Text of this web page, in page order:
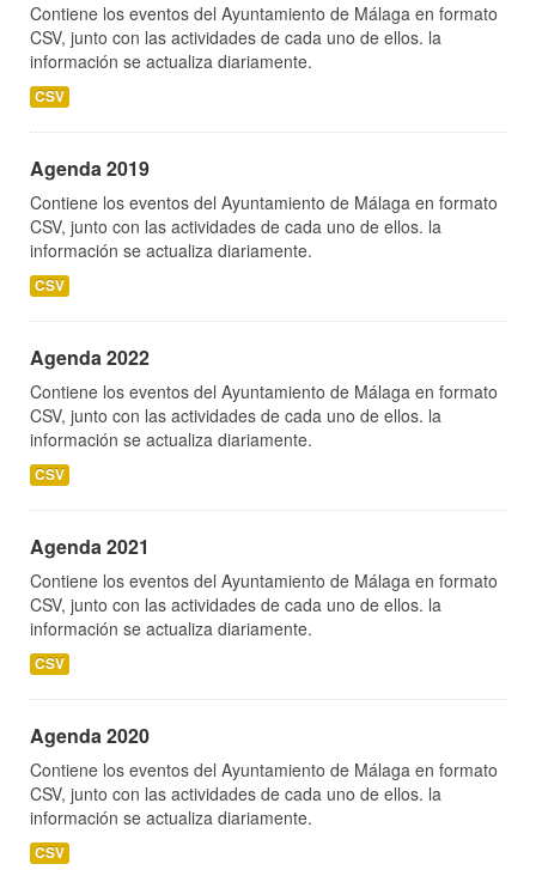
Contiene los eventos del Ayuntamiento de Málaga en formato
CSV, junto con las actividades de cada uno de ellos. la
información se actualiza diariamente.
CSV
Agenda 2019
Contiene los eventos del Ayuntamiento de Málaga en formato
CSV, junto con las actividades de cada uno de ellos. la
información se actualiza diariamente.
CSV
Agenda 2022
Contiene los eventos del Ayuntamiento de Málaga en formato
CSV, junto con las actividades de cada uno de ellos. la
información se actualiza diariamente.
CSV
Agenda 2021
Contiene los eventos del Ayuntamiento de Málaga en formato
CSV, junto con las actividades de cada uno de ellos. la
información se actualiza diariamente.
CSV
Agenda 2020
Contiene los eventos del Ayuntamiento de Málaga en formato
CSV, junto con las actividades de cada uno de ellos. la
información se actualiza diariamente.
CSV